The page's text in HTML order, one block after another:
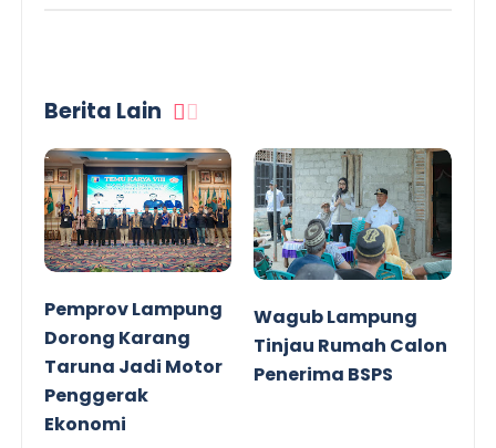
Berita Lain
Pemprov Lampung
Dorong Karang
Taruna Jadi Motor
Penggerak
Ekonomi
Wagub Lampung
Tinjau Rumah Calon
Penerima BSPS